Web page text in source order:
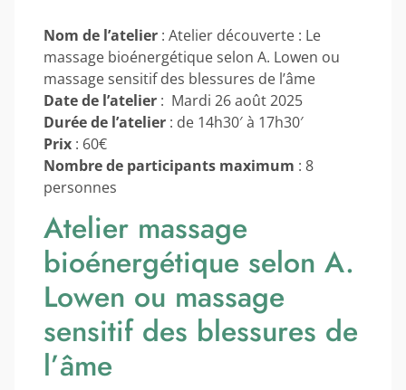
Nom de l’atelier : Atelier découverte : Le
massage bioénergétique selon A. Lowen ou
massage sensitif des blessures de l’âme
Date de l’atelier : Mardi 26 août 2025
Durée de l’atelier : de 14h30′ à 17h30′
Prix : 60€
Nombre de participants maximum : 8
personnes
Atelier massage
bioénergétique selon A.
Lowen ou massage
sensitif des blessures de
l’âme